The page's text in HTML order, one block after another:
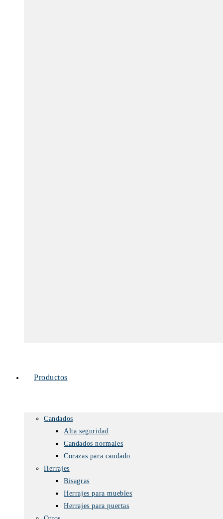
Productos
Candados
Alta seguridad
Candados normales
Corazas para candado
Herrajes
Bisagras
Herrajes para muebles
Herrajes para puertas